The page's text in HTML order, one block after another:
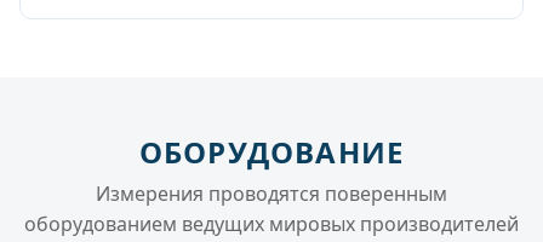
ОБОРУДОВАНИЕ
Измерения проводятся поверенным
оборудованием ведущих мировых производителей